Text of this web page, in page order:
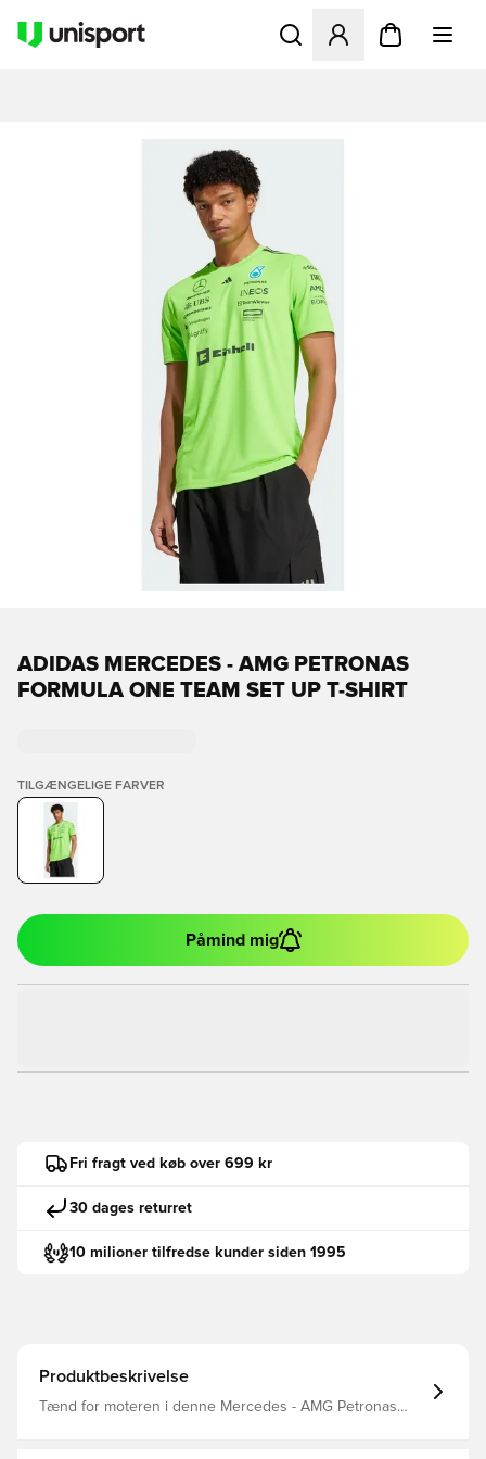
Åbner en Modal til at
ADIDAS MERCEDES - AMG PETRONAS
FORMULA ONE TEAM SET UP T-SHIRT
TILGÆNGELIGE FARVER
Påmind mig
Fri fragt ved køb over 699 kr
30 dages returret
10 milioner tilfredse kunder siden 1995
Produktbeskrivelse
Tænd for moteren i denne Mercedes - AMG Petronas